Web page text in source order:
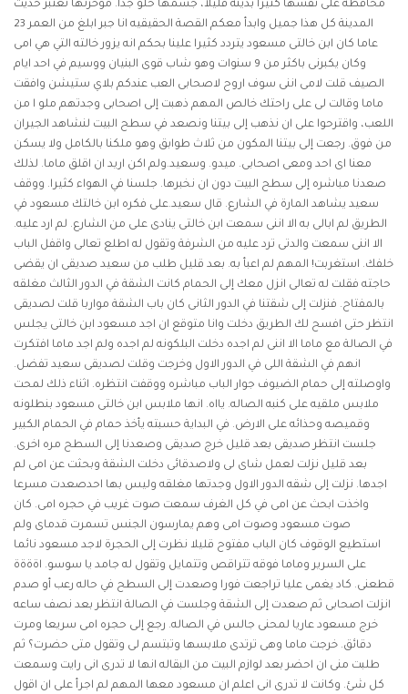
محافظه على نفسها كثيرا بدينة قليلا، جسمها حلو جدا. مؤخرتها تعتبر حديث
المدينة كل هذا جميل وابدأ معكم القصة الحقيقيه انا جبر ابلغ من العمر 23
عاما كان ابن خالتى مسعود يتردد كثيرا علينا بحكم انه يزور خالته التي هي امى
وكان يكبرنى باكثر من 9 سنوات وهو شاب قوى البنيان ووسيم في احد ايام
الصيف قلت لامى اننى سوف اروح لاصحابى العب عندكم بلاي ستيشن وافقت
ماما وقالت لى على راحتك خالص المهم ذهبت إلى اصحابى وجدتهم ملو ا من
اللعب، واقترحوا على ان نذهب إلى بيتنا ونصعد في سطح البيت لنشاهد الجيران
من فوق. رجعت إلى بيتنا المكون من ثلاث طوابق وهو ملكنا بالكامل ولا يسكن
معنا اى احد ومعى اصحابى. ميدو. وسعيد.ولم اكن اريد ان اقلق ماما. لذلك
صعدنا مباشره إلى سطح البيت دون ان نخبرها. جلسنا في الهواء كثيرا. ووقف
سعيد يشاهد المارة في الشارع. قال سعيد.على فكره ابن خالتك مسعود في
الطريق لم ابالى به الا اننى سمعت ابن خالتى ينادى على من الشارع. لم ارد عليه.
الا اننى سمعت والدتى ترد عليه من الشرفة وتقول له اطلع تعالى واقفل الباب
خلفك. استغربت! المهم لم اعبأ به. بعد قليل طلب من سعيد صديقى ان يقضى
حاجته فقلت له تعالى انزل معك إلى الحمام كانت الشقة في الدور الثالث مغلقه
بالمفتاح. فنزلت إلى شقتنا في الدور الثانى كان باب الشقة مواربا قلت لصديقى
انتظر حتى افسح لك الطريق دخلت وانا متوقع ان اجد مسعود ابن خالتى يجلس
في الصالة مع ماما الا اننى لم اجده دخلت البلكونه لم اجده ولم اجد ماما افتكرت
انهم في الشقة اللى في الدور الاول وخرجت وقلت لصديقى سعيد تفضل.
واوصلته إلى حمام الضيوف جوار الباب مباشره ووقفت انتظره. اثناء ذلك لمحت
ملابس ملقيه على كنبه الصاله. يااه. انها ملابس ابن خالتى مسعود بنطلونه
وقميصه وحذائه على الارض. في البداية حسبته يأخذ حمام في الحمام الكبير
جلست انتظر صديقى بعد قليل خرج صديقى وصعدنا إلى السطح مره اخرى.
بعد قليل نزلت لعمل شاى لى ولاصدقائى دخلت الشقة وبحثت عن امى لم
اجدها. نزلت إلى شقه الدور الاول وجدتها مغلقه وليس بها احدصعدت مسرعا
واخذت ابحث عن امى في كل الغرف سمعت صوت غريب في حجره امى. كان
صوت مسعود وصوت امى وهم يمارسون الجنس تسمرت قدماى ولم
استطيع الوقوف كان الباب مفتوح قليلا نظرت إلى الحجرة لاجد مسعود نائما
على السرير وماما فوقه تتراقص وتتمايل وتقول له جامد يا سوسو. اةةةة
قطعنى. كاد يغمى عليا تراجعت فورا وصعدت إلى السطح في حاله رعب أو صدم
انزلت اصحابى ثم صعدت إلى الشقة وجلست في الصالة انتظر بعد نصف ساعه
خرج مسعود عاريا لمحنى جالس في الصاله. رجع إلى حجره امى سريعا ومرت
دقائق. خرجت ماما وهى ترتدى ملابسها وتبتسم لى وتقول متى حضرت؟ ثم
طلبت منى ان احضر بعد لوازم البيت من البقاله انها لا تدرى انى رايت وسمعت
كل شئ. وكانت لا تدرى انى اعلم ان مسعود معها المهم لم اجرأ على ان اقول